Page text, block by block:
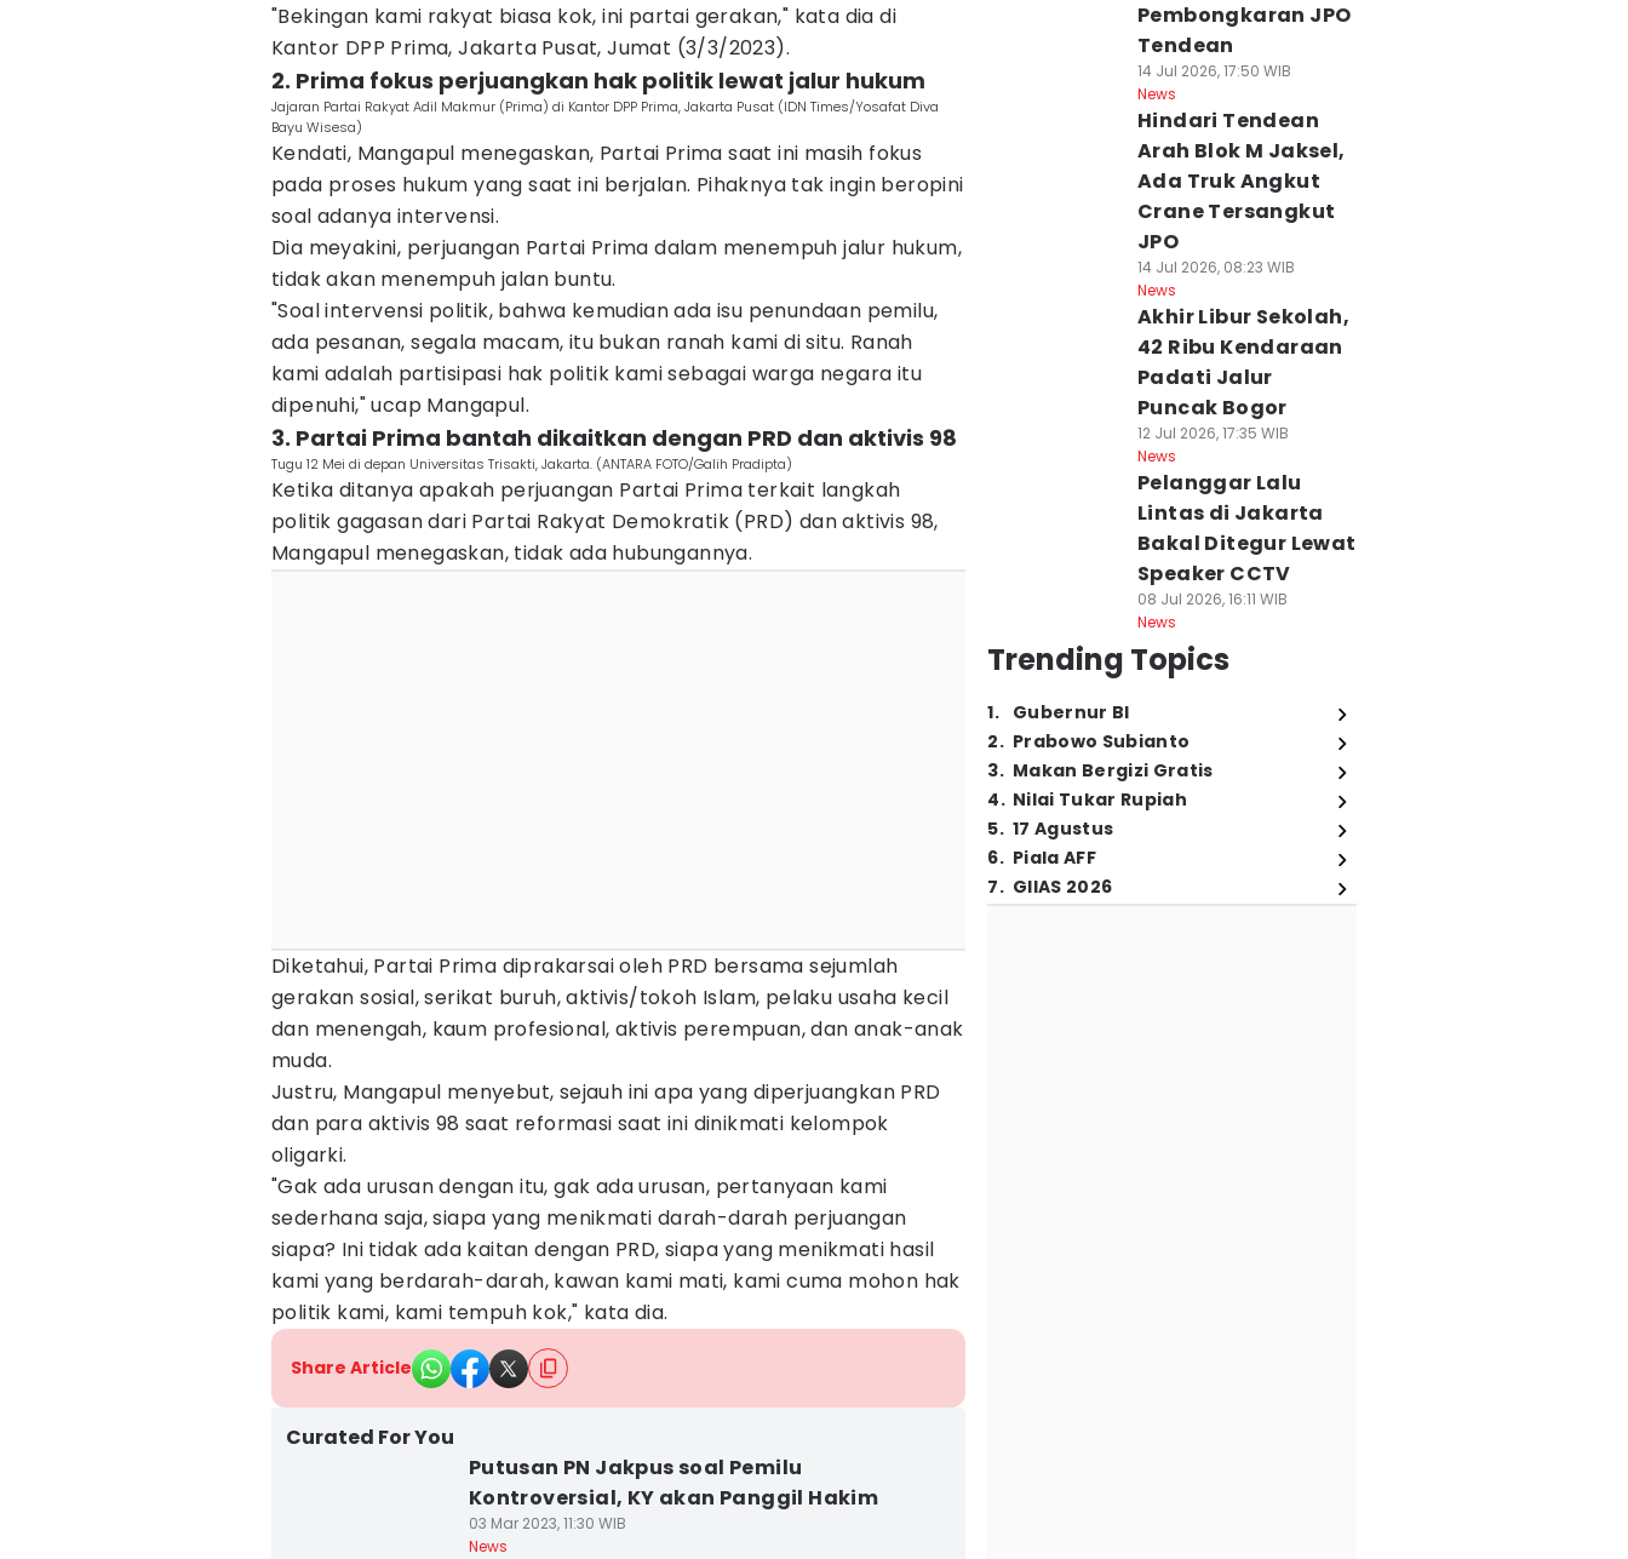
"Bekingan kami rakyat biasa kok, ini partai gerakan," kata dia di
Kantor DPP Prima, Jakarta Pusat, Jumat (3/3/2023).
2. Prima fokus perjuangkan hak politik lewat jalur hukum
Jajaran Partai Rakyat Adil Makmur (Prima) di Kantor DPP Prima, Jakarta Pusat (IDN Times/Yosafat Diva
Bayu Wisesa)
Kendati, Mangapul menegaskan, Partai Prima saat ini masih fokus
pada proses hukum yang saat ini berjalan. Pihaknya tak ingin beropini
soal adanya intervensi.
Dia meyakini, perjuangan Partai Prima dalam menempuh jalur hukum,
tidak akan menempuh jalan buntu.
"Soal intervensi politik, bahwa kemudian ada isu penundaan pemilu,
ada pesanan, segala macam, itu bukan ranah kami di situ. Ranah
kami adalah partisipasi hak politik kami sebagai warga negara itu
dipenuhi," ucap Mangapul.
3. Partai Prima bantah dikaitkan dengan PRD dan aktivis 98
Tugu 12 Mei di depan Universitas Trisakti, Jakarta. (ANTARA FOTO/Galih Pradipta)
Ketika ditanya apakah perjuangan Partai Prima terkait langkah
politik gagasan dari Partai Rakyat Demokratik (PRD) dan aktivis 98,
Mangapul menegaskan, tidak ada hubungannya.
Diketahui, Partai Prima diprakarsai oleh PRD bersama sejumlah
gerakan sosial, serikat buruh, aktivis/tokoh Islam, pelaku usaha kecil
dan menengah, kaum profesional, aktivis perempuan, dan anak-anak
muda.
Justru, Mangapul menyebut, sejauh ini apa yang diperjuangkan PRD
dan para aktivis 98 saat reformasi saat ini dinikmati kelompok
oligarki.
"Gak ada urusan dengan itu, gak ada urusan, pertanyaan kami
sederhana saja, siapa yang menikmati darah-darah perjuangan
siapa? Ini tidak ada kaitan dengan PRD, siapa yang menikmati hasil
kami yang berdarah-darah, kawan kami mati, kami cuma mohon hak
politik kami, kami tempuh kok," kata dia.
Share Article
Curated For You
Putusan PN Jakpus soal Pemilu
Kontroversial, KY akan Panggil Hakim
03 Mar 2023, 11:30 WIB
News
Pembongkaran JPO
Tendean
14 Jul 2026, 17:50 WIB
News
Hindari Tendean
Arah Blok M Jaksel,
Ada Truk Angkut
Crane Tersangkut
JPO
14 Jul 2026, 08:23 WIB
News
Akhir Libur Sekolah,
42 Ribu Kendaraan
Padati Jalur
Puncak Bogor
12 Jul 2026, 17:35 WIB
News
Pelanggar Lalu
Lintas di Jakarta
Bakal Ditegur Lewat
Speaker CCTV
08 Jul 2026, 16:11 WIB
News
Trending Topics
1. Gubernur BI
2. Prabowo Subianto
3. Makan Bergizi Gratis
4. Nilai Tukar Rupiah
5. 17 Agustus
6. Piala AFF
7. GIIAS 2026